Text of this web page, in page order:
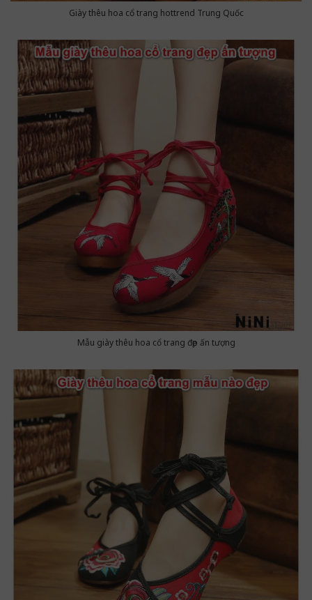
Giày thêu hoa cổ trang hottrend Trung Quốc
Mẫu giày thêu hoa cổ trang đẹp ấn tượng